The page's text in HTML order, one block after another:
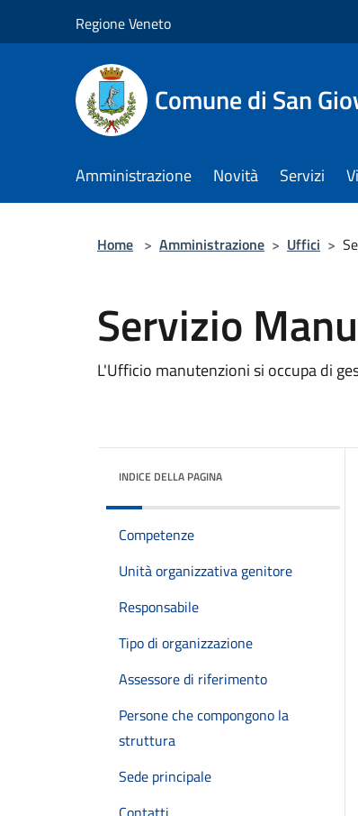
Regione Veneto
Comune di San
Amministrazione Novità Servizi
Home > Amministrazione > Uffici >
Servizio
L'Ufficio manutenzioni si occupa di
INDICE DELLA PAGINA
Competenze
Unità organizzativa genitore
Responsabile
Tipo di organizzazione
Assessore di riferimento
Persone che compongono la
struttura
Sede principale